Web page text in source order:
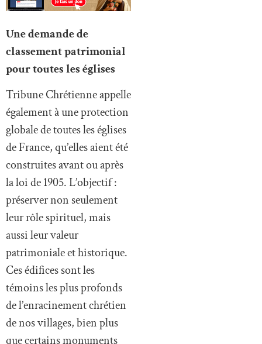
Une demande de
classement patrimonial
pour toutes les églises
Tribune Chrétienne appelle
également à une protection
globale de toutes les églises
de France, qu’elles aient été
construites avant ou après
la loi de 1905. L’objectif :
préserver non seulement
leur rôle spirituel, mais
aussi leur valeur
patrimoniale et historique.
Ces édifices sont les
témoins les plus profonds
de l’enracinement chrétien
de nos villages, bien plus
que certains monuments